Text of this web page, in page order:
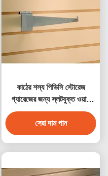
কাঠের শস্য পিভিসি স্টোরেজ
গ্যারেজের জন্য স্লটযুক্ত ওয়াল
প্যানেল, জলরোধী
সেরা দাম পান